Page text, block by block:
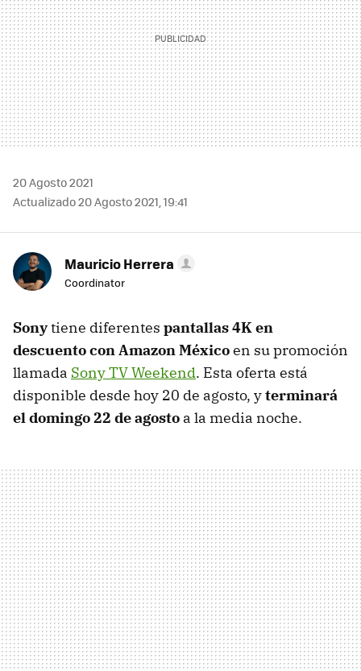
20 Agosto 2021
Actualizado 20 Agosto 2021, 19:41
Mauricio Herrera
Coordinator
Sonytiene diferentes pantallas 4K en
descuento con Amazon Méxicoen su promoción
llamada Sony TV Weekend. Esta oferta está
disponible desde hoy 20 de agosto, yterminará
el domingo 22 de agosto a la media noche.